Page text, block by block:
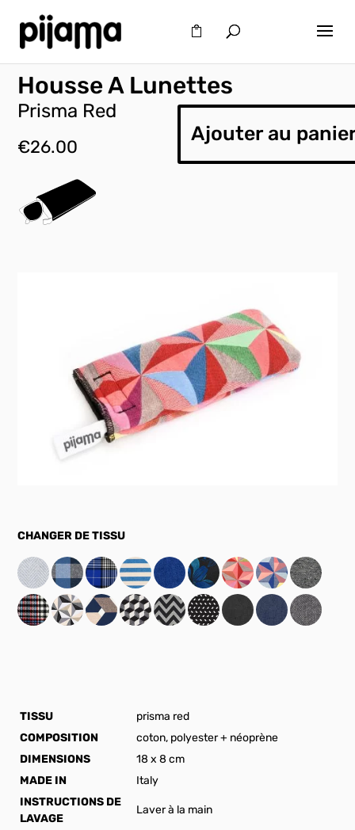
Housse A Lunettes
Prisma Red
€26.00
Ajouter au
TISSU
prisma red
COMPOSITION
coton, polyester + néoprène
DIMENSIONS
18 x 8 cm
MADE IN
Italy
INSTRUCTIONS DE
LAVAGE
Laver à la main